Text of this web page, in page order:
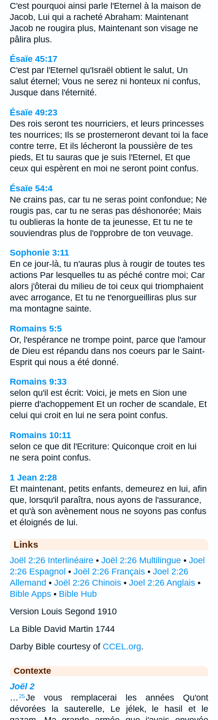
C'est pourquoi ainsi parle l'Eternel à la maison de
Jacob, Lui qui a racheté Abraham: Maintenant
Jacob ne rougira plus, Maintenant son visage ne
pâlira plus.
Ésaïe 45:17
C'est par l'Eternel qu'Israël obtient le salut, Un
salut éternel; Vous ne serez ni honteux ni confus,
Jusque dans l'éternité.
Ésaïe 49:23
Des rois seront tes nourriciers, et leurs princesses
tes nourrices; Ils se prosterneront devant toi la face
contre terre, Et ils lécheront la poussière de tes
pieds, Et tu sauras que je suis l'Eternel, Et que
ceux qui espèrent en moi ne seront point confus.
Ésaïe 54:4
Ne crains pas, car tu ne seras point confondue; Ne
rougis pas, car tu ne seras pas déshonorée; Mais
tu oublieras la honte de ta jeunesse, Et tu ne te
souviendras plus de l'opprobre de ton veuvage.
Sophonie 3:11
En ce jour-là, tu n'auras plus à rougir de toutes tes
actions Par lesquelles tu as péché contre moi; Car
alors j'ôterai du milieu de toi ceux qui triomphaient
avec arrogance, Et tu ne t'enorgueilliras plus sur
ma montagne sainte.
Romains 5:5
Or, l'espérance ne trompe point, parce que l'amour
de Dieu est répandu dans nos coeurs par le Saint-
Esprit qui nous a été donné.
Romains 9:33
selon qu'il est écrit: Voici, je mets en Sion une
pierre d'achoppement Et un rocher de scandale, Et
celui qui croit en lui ne sera point confus.
Romains 10:11
selon ce que dit l'Ecriture: Quiconque croit en lui
ne sera point confus.
1 Jean 2:28
Et maintenant, petits enfants, demeurez en lui, afin
que, lorsqu'il paraîtra, nous ayons de l'assurance,
et qu'à son avènement nous ne soyons pas confus
et éloignés de lui.
Links
Joël 2:26 Interlinéaire • Joël 2:26 Multilingue • Joel
2:26 Espagnol • Joël 2:26 Français • Joel 2:26
Allemand • Joël 2:26 Chinois • Joel 2:26 Anglais •
Bible Apps • Bible Hub
Version Louis Segond 1910
La Bible David Martin 1744
Darby Bible courtesy of CCEL.org.
Contexte
Joël 2
… 25Je vous remplacerai les années Qu'ont
dévorées la sauterelle, Le jélek, le hasil et le